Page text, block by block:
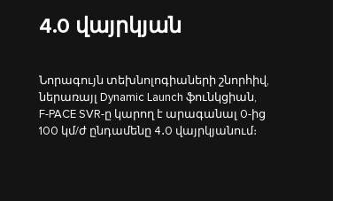
4.0 վայրկյան
Նորագույն տեխնոլոգիաների շնորհիվ,
ներառայլ Dynamic Launch ֆունկցիան,
F‑PACE SVR-ը կարող է արագանալ 0-ից
100 կմ/ժ ընդամենը 4․0 վայրկյանում։